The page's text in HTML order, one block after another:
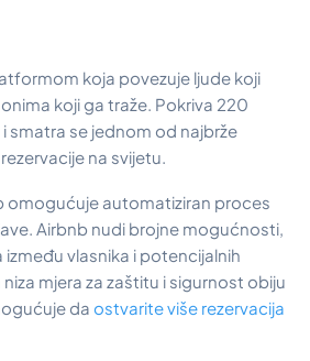
koja povezuje ljude koji
koji ga traže. Pokriva 220
smatra se jednom od najbrže
na svijetu.
omogućuje automatiziran proces
Airbnb nudi brojne mogućnosti,
vlasnika i potencijalnih
mjera za zaštitu i sigurnost obiju
da ostvarite više rezervacija